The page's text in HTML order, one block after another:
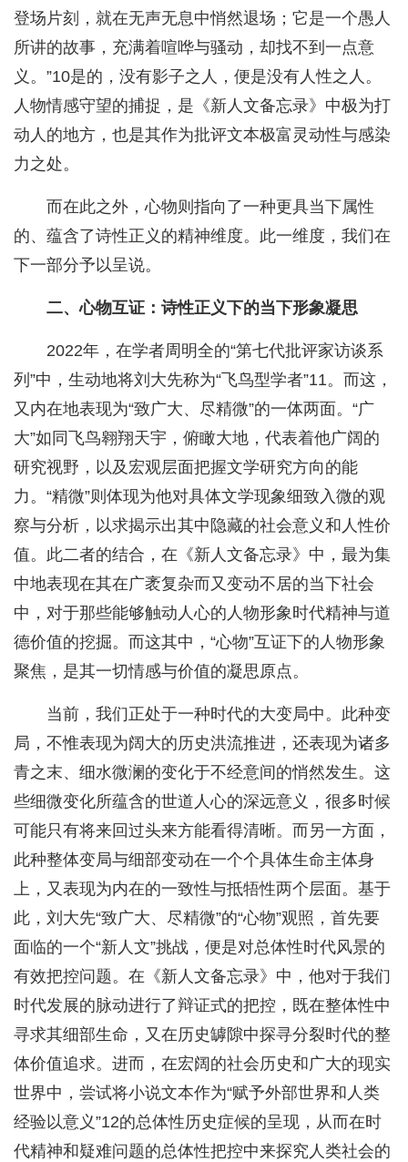
登场片刻，就在无声无息中悄然退场；它是一个愚人
所讲的故事，充满着喧哗与骚动，却找不到一点意
义。”10是的，没有影子之人，便是没有人性之人。
人物情感守望的捕捉，是《新人文备忘录》中极为打
动人的地方，也是其作为批评文本极富灵动性与感染
力之处。
而在此之外，心物则指向了一种更具当下属性
的、蕴含了诗性正义的精神维度。此一维度，我们在
下一部分予以呈说。
二、心物互证：诗性正义下的当下形象凝思
2022年，在学者周明全的“第七代批评家访谈系
列”中，生动地将刘大先称为“飞鸟型学者”11。而这，
又内在地表现为“致广大、尽精微”的一体两面。“广
大”如同飞鸟翱翔天宇，俯瞰大地，代表着他广阔的
研究视野，以及宏观层面把握文学研究方向的能
力。“精微”则体现为他对具体文学现象细致入微的观
察与分析，以求揭示出其中隐藏的社会意义和人性价
值。此二者的结合，在《新人文备忘录》中，最为集
中地表现在其在广袤复杂而又变动不居的当下社会
中，对于那些能够触动人心的人物形象时代精神与道
德价值的挖掘。而这其中，“心物”互证下的人物形象
聚焦，是其一切情感与价值的凝思原点。
当前，我们正处于一种时代的大变局中。此种变
局，不惟表现为阔大的历史洪流推进，还表现为诸多
青之末、细水微澜的变化于不经意间的悄然发生。这
些细微变化所蕴含的世道人心的深远意义，很多时候
可能只有将来回过头来方能看得清晰。而另一方面，
此种整体变局与细部变动在一个个具体生命主体身
上，又表现为内在的一致性与抵牾性两个层面。基于
此，刘大先“致广大、尽精微”的“心物”观照，首先要
面临的一个“新人文”挑战，便是对总体性时代风景的
有效把控问题。在《新人文备忘录》中，他对于我们
时代发展的脉动进行了辩证式的把控，既在整体性中
寻求其细部生命，又在历史罅隙中探寻分裂时代的整
体价值追求。进而，在宏阔的社会历史和广大的现实
世界中，尝试将小说文本作为“赋予外部世界和人类
经验以意义”12的总体性历史症候的呈现，从而在时
代精神和疑难问题的总体性把控中来探究人类社会的